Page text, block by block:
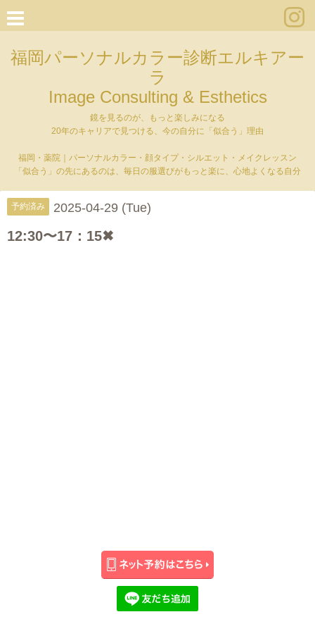
福岡パーソナルカラー診断エルキアー
ラ
Image Consulting & Esthetics
鏡を見るのが、もっと楽しみになる
20年のキャリアで見つける、今の自分に「似合う」理由
福岡・薬院｜パーソナルカラー・顔タイプ・シルエット・メイクレッスン
「似合う」の先にあるのは、毎日の服選びがもっと楽に、心地よくなる自分
予約済み 2025-04-29 (Tue)
12:30〜17：15✖